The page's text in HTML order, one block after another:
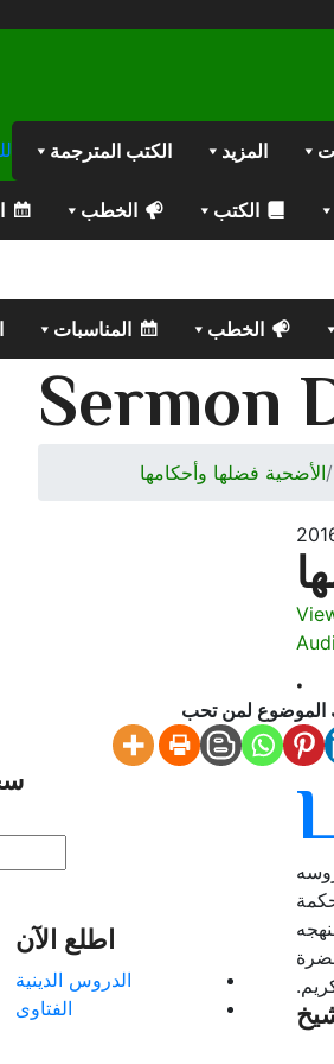
المزيد الكتب المترجمة
الكتب الخطب
الخطب المناسبات
Sermon
الأضحية فضلها وأحكامها
.
الموضوع لمن تحب
اطلع الآن
الدروس الدينية
الفتاوى